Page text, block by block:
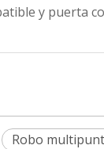
y puerta
Robo